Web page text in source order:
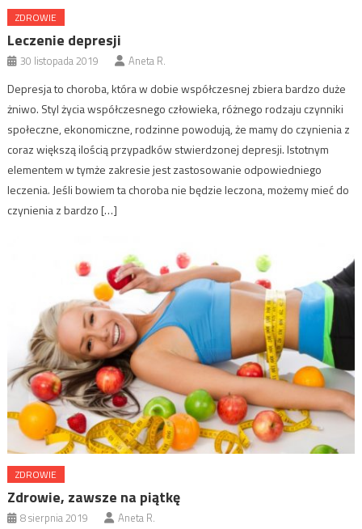
ZDROWIE
Leczenie depresji
30 listopada 2019 Aneta R.
Depresja to choroba, która w dobie współczesnej zbiera bardzo duże
żniwo. Styl życia współczesnego człowieka, różnego rodzaju czynniki
społeczne, ekonomiczne, rodzinne powodują, że mamy do czynienia z
coraz większą ilością przypadków stwierdzonej depresji. Istotnym
elementem w tymże zakresie jest zastosowanie odpowiedniego
leczenia. Jeśli bowiem ta choroba nie będzie leczona, możemy mieć do
czynienia z bardzo […]
ZDROWIE
Zdrowie, zawsze na piątkę
8 sierpnia 2019 Aneta R.